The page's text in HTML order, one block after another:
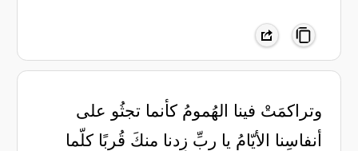
‏وتراكمَتْ فينا الهُمومُ كأنما ‏تجثُو على
أنفاسِنا الأيّامُ ‏يا ربِّ زِدنا منكَ قُربًا كلّما